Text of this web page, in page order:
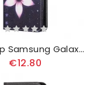
Θήκη Flip Samsung Galaxy A13 5G με κορδονι Lunar Strap Flowers
€12.80